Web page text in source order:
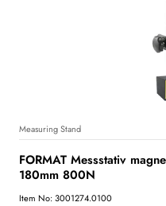
Measuring Stand
FORMAT Messstativ
180mm 800N
Item No: 3001274.0100